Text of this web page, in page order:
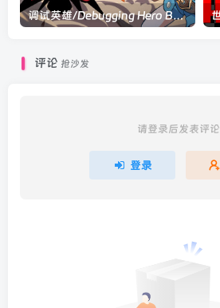
调试英雄/Debugging Hero Build.22108995|动作冒险|容量371MB|官方中文版
评论 抢沙发
请登录后发表评论
登录